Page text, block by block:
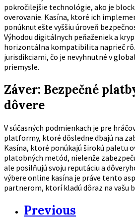
pokročilejšie technológie, ako je
overovanie. Kasína, ktoré ich
ponúknuť ešte vyššiu úroveň
Výhodou digitálnych peňaženiek a
horizontálna kompatibilita naprieč
jurisdikciami, čo je nevyhnutné v
priemysle.
Záver: Bezpečné
dôvere
V súčasných podmienkach je pre
platformy, ktoré dôsledne dbajú na
Kasína, ktoré ponúkajú širokú paletu
platobných metód, nielenže
ale posilňujú svoju reputáciu a
výbere online kasína je práve tento
partnerom, ktorí kladú dôraz na vašu
Previous